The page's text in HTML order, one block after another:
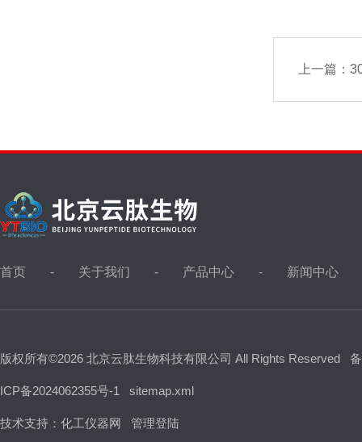
上一篇：
首页 关于我们 产品中心 新闻中心
版权所有©2026 北京云肽生物科技有限公司 All Rights Reserved
ICP备2024062355号-1 sitemap.xml
技术支持： 化工仪器网 管理登陆